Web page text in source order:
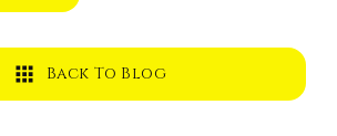
Back To Blog